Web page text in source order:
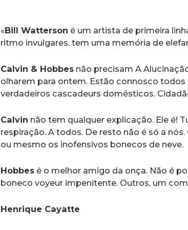
«Bill Watterson é um artista de primeira
ritmo invulgares, tem uma memória de
Calvin & Hobbes não precisam A
olharem para ontem. Estão connosco todos
verdadeiros cascadeurs domésticos.
Calvin não tem qualquer explicação. Ele é!
respiração. A todos. De resto não é só a
ou mesmo os inofensivos bonecos de neve.
Hobbes é o melhor amigo da onça. Não é
boneco voyeur impenitente. Outros, um
Henrique Cayatte